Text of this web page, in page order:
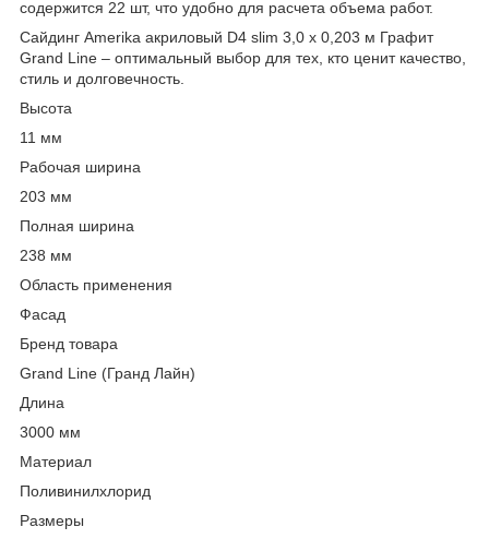
содержится 22 шт, что удобно для расчета объема работ.
Сайдинг Amerika акриловый D4 slim 3,0 х 0,203 м Графит
Grand Line – оптимальный выбор для тех, кто ценит качество,
стиль и долговечность.
Высота
11 мм
Рабочая ширина
203 мм
Полная ширина
238 мм
Область применения
Фасад
Бренд товара
Grand Line (Гранд Лайн)
Длина
3000 мм
Материал
Поливинилхлорид
Размеры